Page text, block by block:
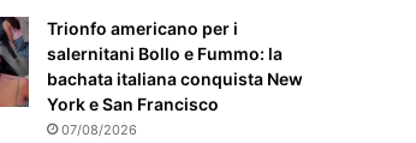
Trionfo americano per i
salernitani Bollo e Fummo: la
bachata italiana conquista New
York e San Francisco
07/08/2026